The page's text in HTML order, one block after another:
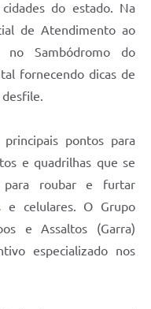
do estado. Na
de Atendimento ao
no Sambódromo do
fornecendo dicas de
desfile.
pontos para
e quadrilhas que se
para roubar e furtar
e celulares. O Grupo
e Assaltos (Garra)
especializado nos